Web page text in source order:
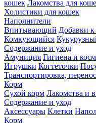
кошек Лакомства для
Холистики для кошек
Наполнители
Впитывающий Добавки
Комкующийся
Содержание и уход
Амуниция Гигиена и
Игрушки Когтеточки
Транспортировка,
Корм
Сухой корм Лакомства и
Содержание и уход
Аксессуары Клетки
Корм